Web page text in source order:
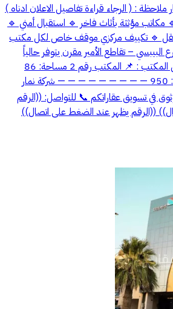
ملاحظة : ( الرجاء قراءة تفاصيل الاعلان ادناه )
مؤثثة بأثاث فاخر 🔹 استقبال أمني 🔹
🔹 تكييف مركزي موقف خاص لكل مكتب
– تقاطع الأمير مقرن يتوفر حالياً
مكتب واحد فقط . تفاصيل المكتب : 📌 المكتب رقم 2 مساحة: 86
مربع 💰 سعر المتر المربع : 950 — — — — — — — — — شركة نمار
في تسويق عقاراتكم 📞 للتواصل: ((الرقم
((الرقم يظهر عند الضغط على اتصال))